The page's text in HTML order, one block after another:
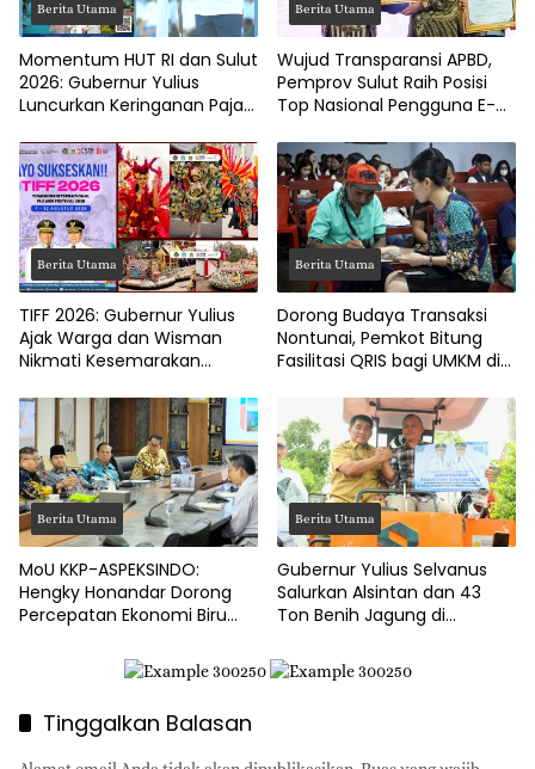
Berita Utama
Momentum HUT RI dan Sulut
2026: Gubernur Yulius
Luncurkan Keringanan Pajak
Berita Utama
Wujud Transparansi APBD,
Pemprov Sulut Raih Posisi
Top Nasional Pengguna E-
Berita Utama
TIFF 2026: Gubernur Yulius
Ajak Warga dan Wisman
Nikmati Kesemarakan
Berita Utama
Dorong Budaya Transaksi
Nontunai, Pemkot Bitung
Fasilitasi QRIS bagi UMKM di
Berita Utama
MoU KKP-ASPEKSINDO:
Hengky Honandar Dorong
Percepatan Ekonomi Biru
Berita Utama
Gubernur Yulius Selvanus
Salurkan Alsintan dan 43
Ton Benih Jagung di
Tinggalkan Balasan